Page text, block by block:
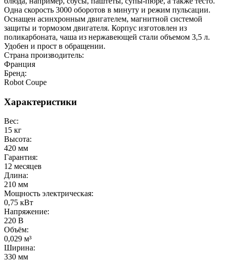
Одна скорость 3000 оборотов в минуту и режим пульсации.
Оснащен асинхронным двигателем, магнитной системой
защиты и тормозом двигателя. Корпус изготовлен из
поликарбоната, чаша из нержавеющей стали объемом 3,5 л.
Удобен и прост в обращении.
Страна производитель:
Франция
Бренд:
Robot Coupe
Характеристики
Вес:
15 кг
Высота:
420 мм
Гарантия:
12 месяцев
Длина:
210 мм
Мощность электрическая:
0,75 кВт
Напряжение:
220 В
Объём:
0,029 м³
Ширина:
330 мм